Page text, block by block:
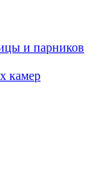
и парников
камер